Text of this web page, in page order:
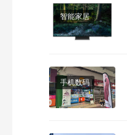
智能家居
手机数码